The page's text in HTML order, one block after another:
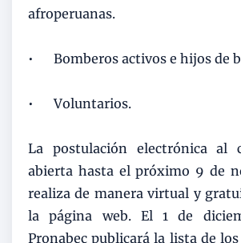
afroperuanas.
• Bomberos activos e hijos de
• Voluntarios.
La postulación electrónica al
abierta hasta el próximo 9 de
realiza de manera virtual y
la página web. El 1 de
Pronabec publicará la lista de